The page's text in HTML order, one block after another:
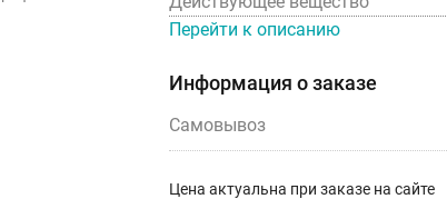
Перейти к описанию
Информация о заказе
Самовывоз
Цена актуальна при заказе на сайте